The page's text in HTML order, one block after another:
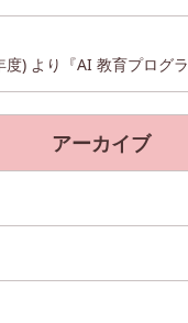
度) より『AI 教育プログ
アーカイブ